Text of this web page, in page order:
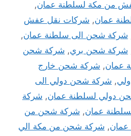
من مكة لسلطنة عمان,
عمان, شركات نقل عفش
شركة شحن الى سلطنة عمان,
شركة شحن بري, شركة شحن
عمان, شركة شحن خارج
, شركة شحن دولي الى
دولي لسلطنة عمان, شركة
عمان, شركة شحن من
, شركة شحن من مكة الي